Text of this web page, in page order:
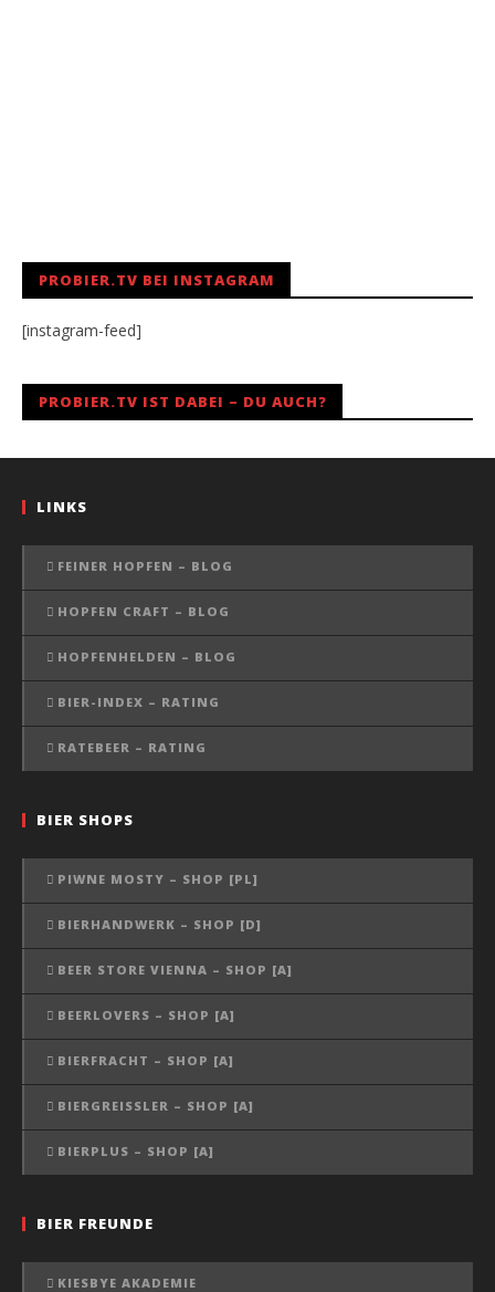
PROBIER.TV BEI INSTAGRAM
[instagram-feed]
PROBIER.TV IST DABEI – DU AUCH?
LINKS
FEINER HOPFEN – BLOG
HOPFEN CRAFT – BLOG
HOPFENHELDEN – BLOG
BIER-INDEX – RATING
RATEBEER – RATING
BIER SHOPS
PIWNE MOSTY – SHOP [PL]
BIERHANDWERK – SHOP [D]
BEER STORE VIENNA – SHOP [A]
BEERLOVERS – SHOP [A]
BIERFRACHT – SHOP [A]
BIERGREISSLER – SHOP [A]
BIERPLUS – SHOP [A]
BIER FREUNDE
KIESBYE AKADEMIE